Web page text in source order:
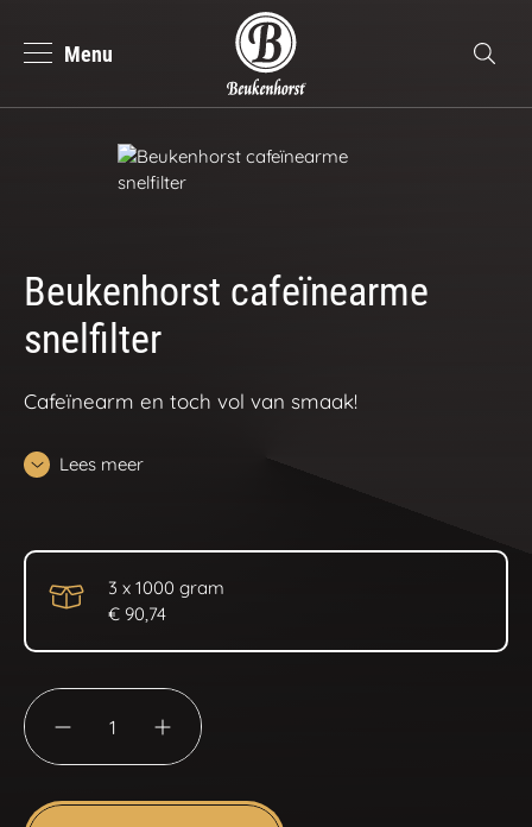
Menu
Beukenhorst Koffie
Deutsch
Nederlands
Beukenhorst cafeïnearme
snelfilter
Cafeïnearm en toch vol van smaak!
Lees meer
3 x 1000 gram
€ 90,74